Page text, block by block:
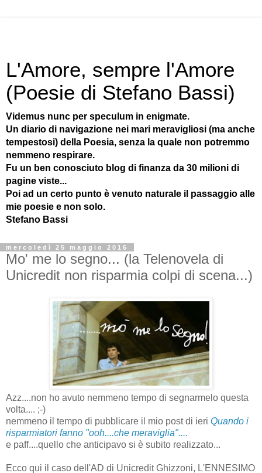
L'Amore, sempre l'Amore
(Poesie di Stefano Bassi)
Videmus nunc per speculum in enigmate.
Un diario di navigazione nei mari meravigliosi (ma anche
tempestosi) della Poesia, senza la quale non potremmo
nemmeno respirare.
Fu un ben conosciuto blog di finanza da 30 milioni di
pagine viste...
Poi ad un certo punto è venuto naturale il passaggio alle
mie poesie e non solo.
Stefano Bassi
mercoledì 25 maggio 2016
Mo' me lo segno... (la Telenovela di
Unicredit non risparmia colpi di scena...)
Azz....non ho avuto nemmeno tempo di segnarmelo questa
volta.... ;-)
nemmeno il tempo di pubblicare il mio post di ieri Quando i
risparmiatori fanno "ooh....che meraviglia"....
e paff....quello che anticipavo si è subito realizzato...
Ecco qui il caso dell'AD di Unicredit Ghizzoni, L'ENNESIMO